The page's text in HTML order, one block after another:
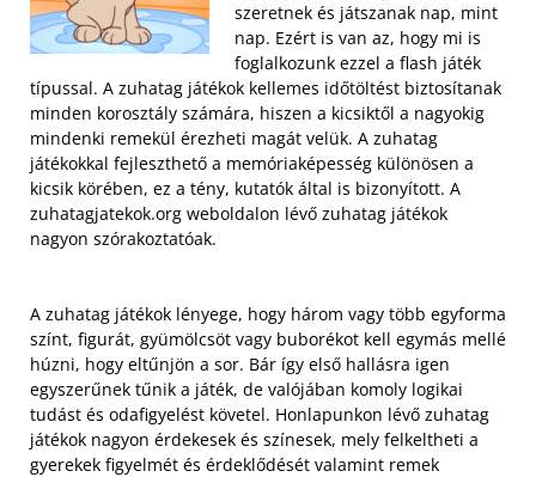
szeretnek és játszanak nap, mint
nap. Ezért is van az, hogy mi is
foglalkozunk ezzel a flash játék
típussal. A zuhatag játékok kellemes időtöltést biztosítanak
minden korosztály számára, hiszen a kicsiktől a nagyokig
mindenki remekül érezheti magát velük. A zuhatag
játékokkal fejleszthető a memóriaképesség különösen a
kicsik körében, ez a tény, kutatók által is bizonyított. A
zuhatagjatekok.org weboldalon lévő zuhatag játékok
nagyon szórakoztatóak.
A zuhatag játékok lényege, hogy három vagy több egyforma
színt, figurát, gyümölcsöt vagy buborékot kell egymás mellé
húzni, hogy eltűnjön a sor. Bár így első hallásra igen
egyszerűnek tűnik a játék, de valójában komoly logikai
tudást és odafigyelést követel. Honlapunkon lévő zuhatag
játékok nagyon érdekesek és színesek, mely felkeltheti a
gyerekek figyelmét és érdeklődését valamint remek